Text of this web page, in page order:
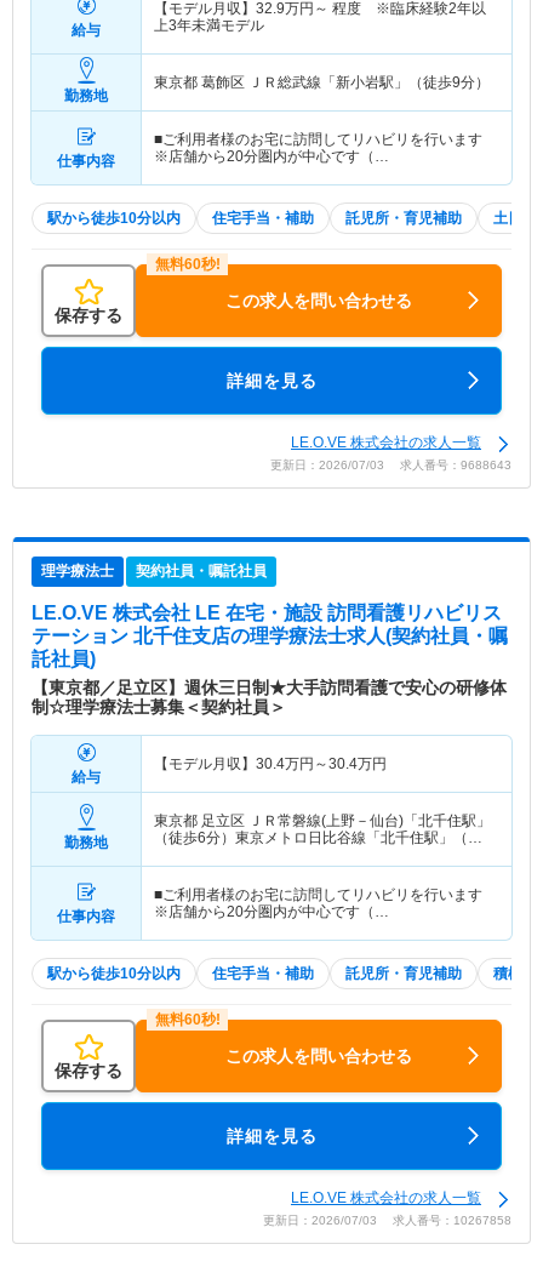
給与
【モデル月収】 32.9万円～ 程度 ※臨床経験2年以
上3年未満モデル
勤務地
東京都 葛飾区 ＪＲ総武線「新小岩駅」（徒歩9分）
仕事内容
■ご利用者様のお宅に訪問してリハビリを行います
※店舗から20分圏内が中心です（…
駅から徒歩10分以内 住宅手当・補助 託児所・育児補助 土日祝
保存する
この求人を問い合わせる
詳細を見る
LE.O.VE 株式会社の求人一覧
更新日：2026/07/03 求人番号：9688643
理学療法士 契約社員・嘱託社員
LE.O.VE 株式会社 LE 在宅・施設 訪問看護リハビリス
テーション 北千住支店の理学療法士求人(契約社員・嘱
託社員)
【東京都／足立区】週休三日制★大手訪問看護で安心の研修体
制☆理学療法士募集＜契約社員＞
給与
【モデル月収】 30.4万円～30.4万円
勤務地
東京都 足立区 ＪＲ常磐線(上野－仙台)「北千住駅」
（徒歩6分）東京メトロ日比谷線「北千住駅」（徒
仕事内容
■ご利用者様のお宅に訪問してリハビリを行います
※店舗から20分圏内が中心です（…
駅から徒歩10分以内 住宅手当・補助 託児所・育児補助 積極採
保存する
この求人を問い合わせる
詳細を見る
LE.O.VE 株式会社の求人一覧
更新日：2026/07/03 求人番号：10267858